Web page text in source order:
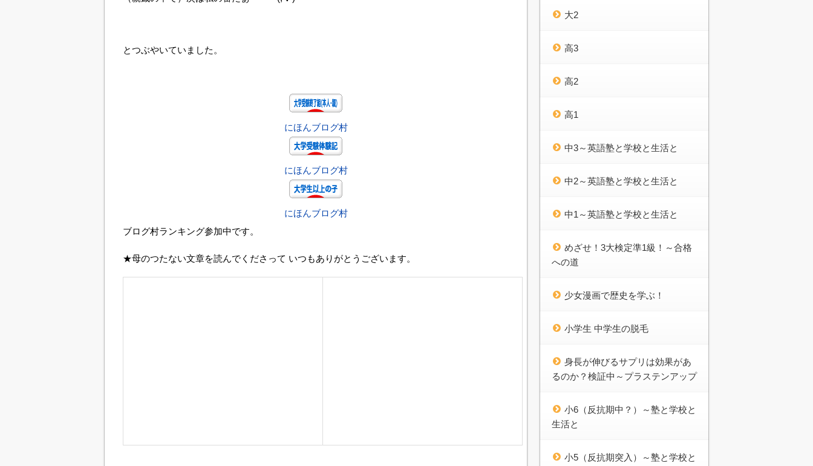
とつぶやいていました。
にほんブログ村
にほんブログ村
にほんブログ村
ブログ村ランキング参加中です。
★母のつたない文章を読んでくださって いつもありがとうございます。
大2
高3
高2
高1
中3～英語塾と学校と生活と
中2～英語塾と学校と生活と
中1～英語塾と学校と生活と
めざせ！3大検定準1級！～合格
への道
少女漫画で歴史を学ぶ！
小学生 中学生の脱毛
身長が伸びるサプリは効果があ
るのか？検証中～プラステンアップ
小6（反抗期中？）～塾と学校と
生活と
小5（反抗期突入）～塾と学校と